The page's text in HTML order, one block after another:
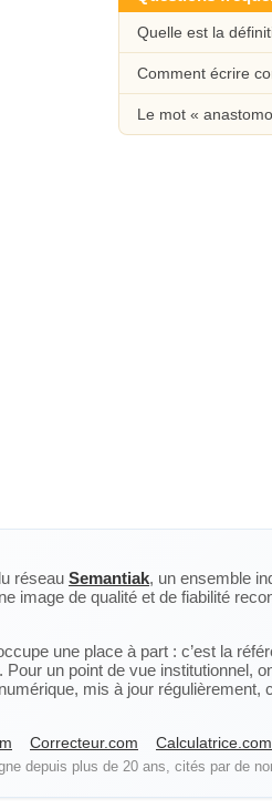
Quelle est la
Comment écrire
Le mot «
réseau Semantiak, un ensemble
image de qualité et de fiabilité
une place à part : c’est la
un point de vue institutionnel,
mis à jour
Correcteur.com Calculatrice.com
depuis plus de 20 ans, cités par de